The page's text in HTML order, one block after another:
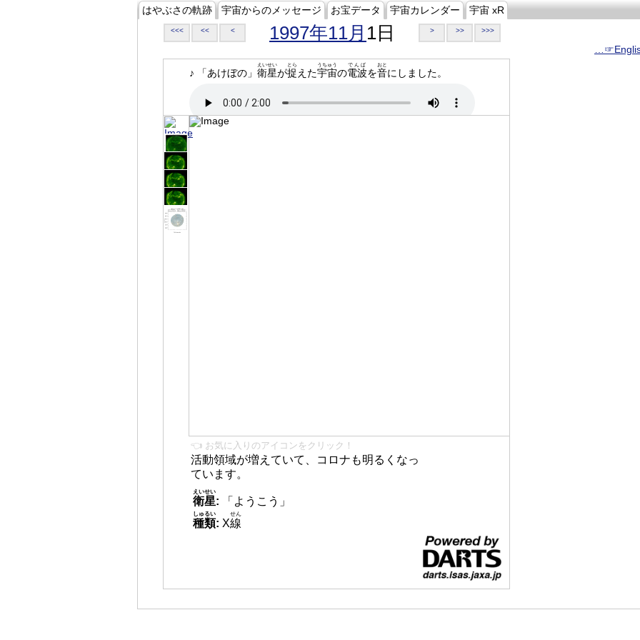
はやぶさの軌跡 宇宙からのメッセージ お宝データ 宇宙カレンダー 宇宙 xR
<<< << < 1997年11月 1日 > >> >>>
♪ 「あけぼの」 衛星
えいせい
が捉
とら
えた宇宙
うちゅう
の電波
でんぱ
を音
おと
にしました。
👈 お気に入りのアイコンをクリック！
活動領域が増えていて、コロナも明るくなっ
ています。
衛星
えいせい
:
「ようこう」
種類
しゅるい
: X線
せん